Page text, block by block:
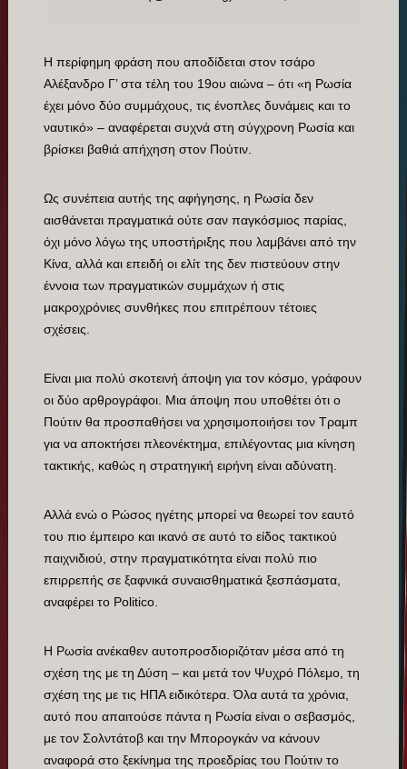
Η περίφημη φράση που αποδίδεται στον τσάρο
Αλέξανδρο Γ’ στα τέλη του 19ου αιώνα – ότι «η Ρωσία
έχει μόνο δύο συμμάχους, τις ένοπλες δυνάμεις και το
ναυτικό» – αναφέρεται συχνά στη σύγχρονη Ρωσία και
βρίσκει βαθιά απήχηση στον Πούτιν.
Ως συνέπεια αυτής της αφήγησης, η Ρωσία δεν
αισθάνεται πραγματικά ούτε σαν παγκόσμιος παρίας,
όχι μόνο λόγω της υποστήριξης που λαμβάνει από την
Κίνα, αλλά και επειδή οι ελίτ της δεν πιστεύουν στην
έννοια των πραγματικών συμμάχων ή στις
μακροχρόνιες συνθήκες που επιτρέπουν τέτοιες
σχέσεις.
Είναι μια πολύ σκοτεινή άποψη για τον κόσμο, γράφουν
οι δύο αρθρογράφοι. Μια άποψη που υποθέτει ότι ο
Πούτιν θα προσπαθήσει να χρησιμοποιήσει τον Τραμπ
για να αποκτήσει πλεονέκτημα, επιλέγοντας μια κίνηση
τακτικής, καθώς η στρατηγική ειρήνη είναι αδύνατη.
Αλλά ενώ ο Ρώσος ηγέτης μπορεί να θεωρεί τον εαυτό
του πιο έμπειρο και ικανό σε αυτό το είδος τακτικού
παιχνιδιού, στην πραγματικότητα είναι πολύ πιο
επιρρεπής σε ξαφνικά συναισθηματικά ξεσπάσματα,
αναφέρει το Politico.
Η Ρωσία ανέκαθεν αυτοπροσδιοριζόταν μέσα από τη
σχέση της με τη Δύση – και μετά τον Ψυχρό Πόλεμο, τη
σχέση της με τις ΗΠΑ ειδικότερα. Όλα αυτά τα χρόνια,
αυτό που απαιτούσε πάντα η Ρωσία είναι ο σεβασμός,
με τον Σολντάτοβ και την Μπορογκάν να κάνουν
αναφορά στο ξεκίνημα της προεδρίας του Πούτιν το